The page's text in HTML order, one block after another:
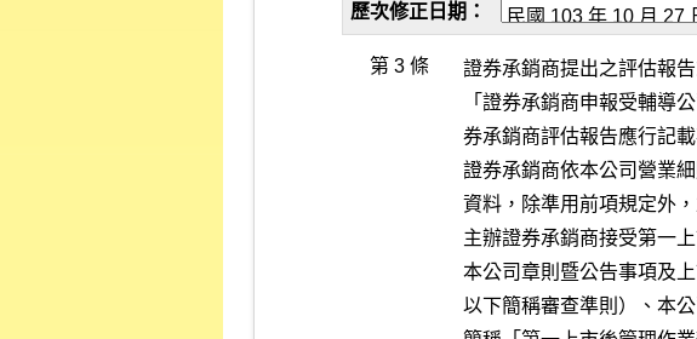
歷次修正日期：
第 3 條
證券承銷商提出之評估報
「證券承銷商申報受輔導
券承銷商評估報告應行記
證券承銷商依本公司營業
資料，除準用前項規定外
主辦證券承銷商接受第一
本公司章則暨公告事項及
以下簡稱審查準則）、本